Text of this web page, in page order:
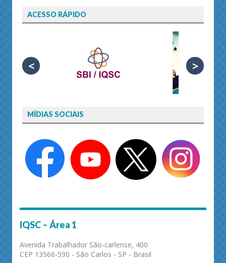
ACESSO RÁPIDO
< >
MÍDIAS SOCIAIS
IQSC – Área 1
Avenida Trabalhador São-carlense, 400
CEP 13566-590 - São Carlos - SP - Brasil